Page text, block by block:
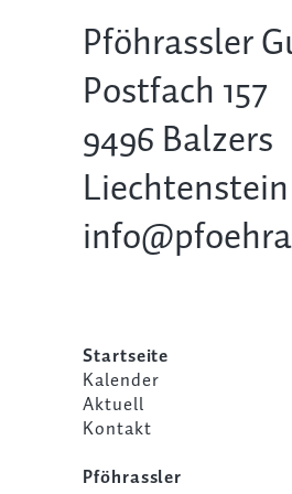
Pföhrassler
Postfach 157
9496 Balzers
Liechtenstein
Startseite
Kalender
Aktuell
Kontakt
Pföhrassler